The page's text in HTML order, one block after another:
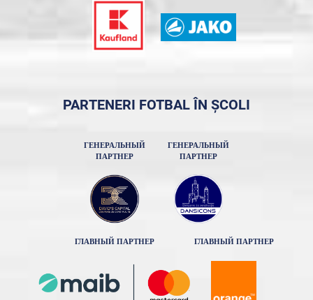
PARTENERI FOTBAL ÎN ȘCOLI
ГЕНЕРАЛЬНЫЙ
ПАРТНЕР
ГЕНЕРАЛЬНЫЙ
ПАРТНЕР
ГЛАВНЫЙ ПАРТНЕР ГЛАВНЫЙ ПАРТНЕР